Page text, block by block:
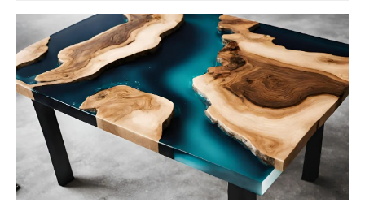
Mesa
Resinada
Passo
a
passo
elegância
madeira
se
encontra
com
a
criatividade
resina.
Comentário